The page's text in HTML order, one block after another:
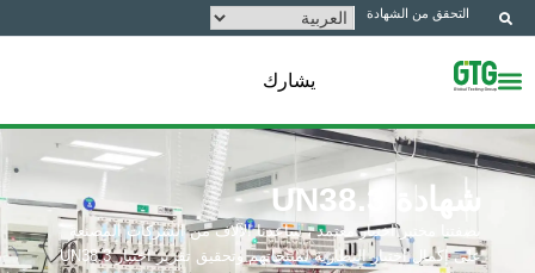
التحقق من الشهادة
يشارك
شهادة UN38.3
بصفتنا مختبر اختبار معتمد ، ساعدنا الآلاف من الشركات المصنعة
على إكمال اختبار البطارية لمنتجاتهم وتحقيق تقرير اختبار UN38.3